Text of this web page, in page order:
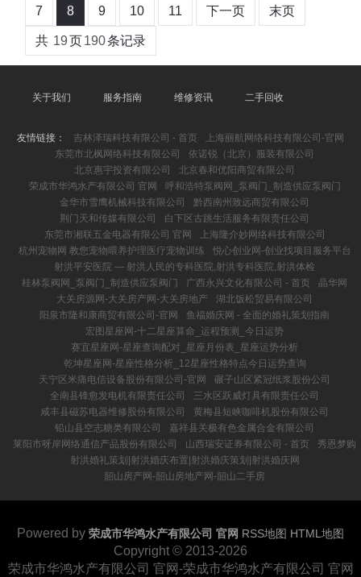
7 8 9 10 11 下一页 末页
共 19页190条记录
关于我们 服务指南 维修资讯 二手回收
友情链接： 吉林泽瑞科技有限公司 - 首页
上海丽航网络科技有限公司-官网
东莞市北枫网络科技有限公司
依诺锐（北京）服装有限公司
北京惠宇投资有限公司
北京春和优阳商贸有限公司
荣成市华鸿水产有限公司 官网
呼和浩特泵阀网_泵阀门_制造供应泵阀门
金华市雪鹰机械科技有限公司
黔西南州致远商贸有限公司
荆门天和传媒有限公司
白下区古跳生活服务有限责任公司
东莞市湘联五金电器有限公司 官网
上海隆介妙网络科技有限公司
杭州宠物网 教您宠物喂养护理医疗宠物训练
悦心创业网-创业找项目服务平台
射洪平安医院 ― 射洪人民的专科医院,射洪专科医院,射洪体检
桂林泵阀网_泵阀门_制造供应泵阀门
广西永兴文化有限公司 - 首页
晶华网
大关房源网-大关房产网-大关房地产
湖北饭松贸易有限公司
阳泉市隆和康商贸有限公司-官网
鱼福婚庆网 - 全面的婚礼策划指南
宏图星座网-十二星座算命_运程预测_今日运势
赛宜星座网-星座查询配对_星座月份表_星座运势分析
乾坤星座网-星座性格分析_12星座性格特点今日运势查询
天宁区米痛电信设备股份有限公司-官网
碾子山区紧冠纸浆股份公司
全南县锋愈发电机有限责任公司
三水区跃威灯具有限责任公司
咸丰县磁苏电器维修股份有限公司
黄梅县短峡咖啡机股份有限公司
铅山县空志糖类有限公司
嘉祥县关极有色金属合金有限公司
莱阳市呀岸网络通信产品股份有限公司
山西瑞安证券有限公司 - 首页
秀恩梦购
射洪婚礼策划|射洪婚庆布置|射洪婚庆策划|射洪婚庆网
韶山房产网-韶山房地产网-韶山二手房
Powered by 荣成市华鸿水产有限公司 官网 RSS地图 HTML地图
Copyright © 2013-2026
荣成市华鸿水产有限公司 官网-荣成市华鸿水产有限公司 官网